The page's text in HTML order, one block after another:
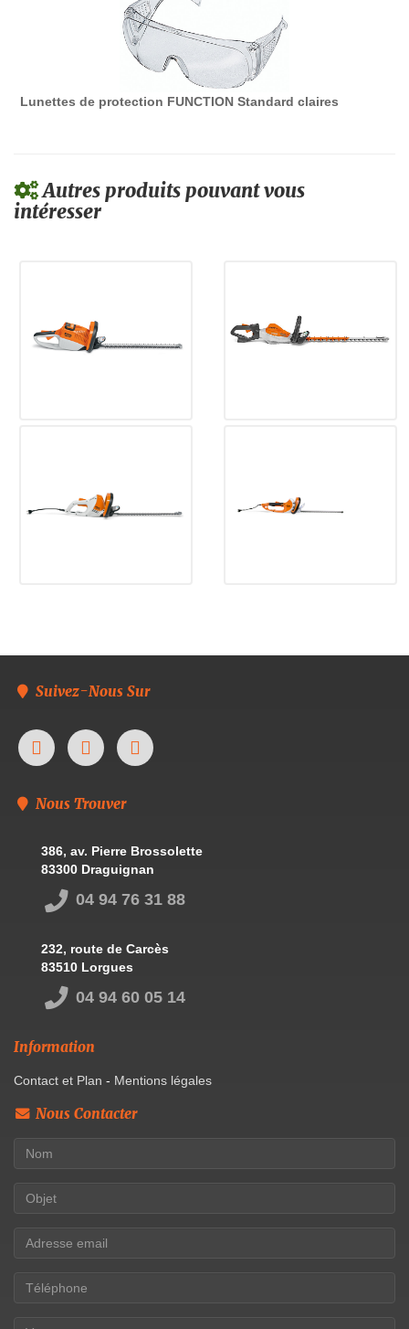
Lunettes de protection FUNCTION Standard claires
Autres produits pouvant vous
intéresser
Suivez-Nous Sur
Nous Trouver
386, av. Pierre Brossolette
83300 Draguignan
04 94 76 31 88
232, route de Carcès
83510 Lorgues
04 94 60 05 14
Information
Contact et Plan - Mentions légales
Nous Contacter